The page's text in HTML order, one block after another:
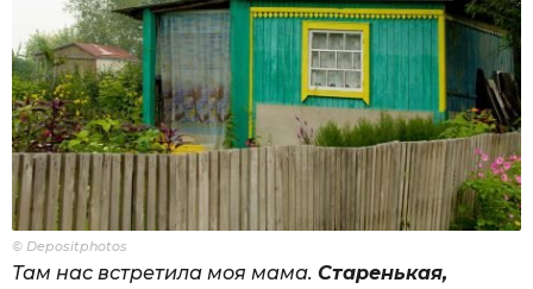
© Depositphotos
Там нас встретила моя мама. Старенькая,